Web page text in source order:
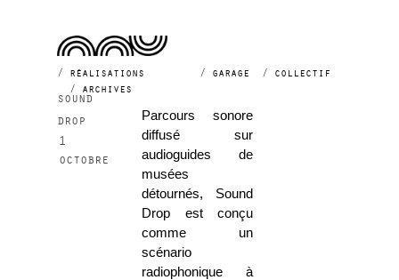
réalisations garage
collectif
archives
2005
sound
drop
1
octobre
Parcours sonore
diffusé sur
audioguides de
musées
détournés, Sound
Drop est conçu
comme un
scénario
radiophonique à